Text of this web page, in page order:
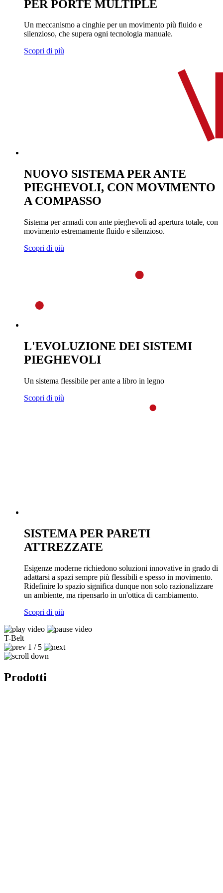
PER PORTE MULTIPLE
Un meccanismo a cinghie per un movimento più fluido e
silenzioso, che supera ogni tecnologia manuale.
Scopri di più
NUOVO SISTEMA PER ANTE
PIEGHEVOLI, CON MOVIMENTO
A COMPASSO
Sistema per armadi con ante pieghevoli ad apertura totale, con
movimento estremamente fluido e silenzioso.
Scopri di più
L'EVOLUZIONE DEI SISTEMI
PIEGHEVOLI
Un sistema flessibile per ante a libro in legno
Scopri di più
SISTEMA PER PARETI
ATTREZZATE
Esigenze moderne richiedono soluzioni innovative in grado di
adattarsi a spazi sempre più flessibili e spesso in movimento.
Ridefinire lo spazio significa dunque non solo razionalizzare
un ambiente, ma ripensarlo in un'ottica di cambiamento.
Scopri di più
T-Belt
1 / 5
Prodotti